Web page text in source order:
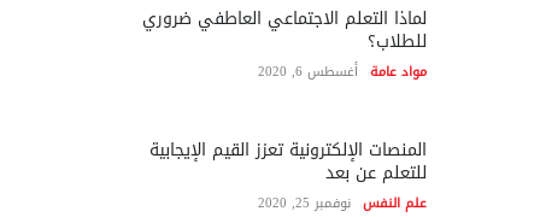
لماذا التعلم الاجتماعي العاطفي ضروري
للطلاب؟
مواد عامة أغسطس 6, 2020
المنصات الإلكترونية تعزز القيم الإيجابية
للتعلم عن بعد
علم النفس نوفمبر 25, 2020